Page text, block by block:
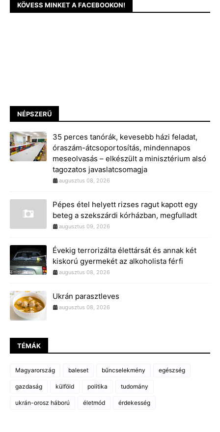
KÖVESS MINKET A FACEBOOKON!
NÉPSZERŰ
35 perces tanórák, kevesebb házi feladat,
óraszám-átcsoportosítás, mindennapos
meseolvasás – elkészült a minisztérium alsó
tagozatos javaslatcsomagja
augusztus 08, 2026
Pépes étel helyett rizses ragut kapott egy
beteg a szekszárdi kórházban, megfulladt
augusztus 09, 2026
Évekig terrorizálta élettársát és annak két
kiskorú gyermekét az alkoholista férfi
augusztus 08, 2026
Ukrán parasztleves
augusztus 08, 2026
TÉMÁK
Magyarország baleset bűncselekmény egészség
gazdaság külföld politika tudomány
ukrán-orosz háború életmód érdekesség